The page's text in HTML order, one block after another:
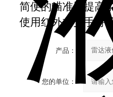
简便的瞄准器提高
使用红外本安手持
产品：
您的单位：